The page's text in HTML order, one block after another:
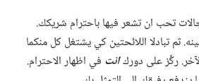
تحب ان تشعر فيها باحترام شريكك.‏
ثم تبادلا اللائحتين كي يشتغل كل منكما
ركِّز على دوركانت في اظهار الاحترام.‏